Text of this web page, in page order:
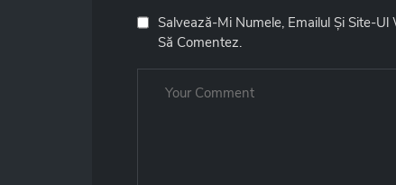
Salvează-Mi Numele, Emailul Și Site-
Să Comentez.